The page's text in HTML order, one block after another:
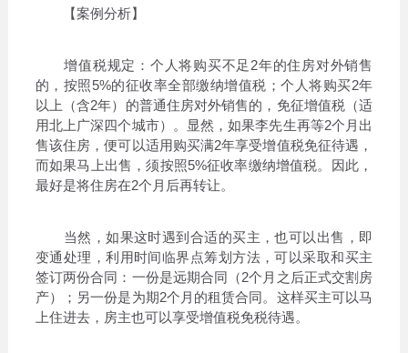
【案例分析】
增值税规定：个人将购买不足2年的住房对外销售
的，按照5%的征收率全部缴纳增值税；个人将购买2年
以上（含2年）的普通住房对外销售的，免征增值税（适
用北上广深四个城市）。显然，如果李先生再等2个月出
售该住房，便可以适用购买满2年享受增值税免征待遇，
而如果马上出售，须按照5%征收率缴纳增值税。因此，
最好是将住房在2个月后再转让。
当然，如果这时遇到合适的买主，也可以出售，即
变通处理，利用时间临界点筹划方法，可以采取和买主
签订两份合同：一份是远期合同（2个月之后正式交割房
产）；另一份是为期2个月的租赁合同。这样买主可以马
上住进去，房主也可以享受增值税免税待遇。